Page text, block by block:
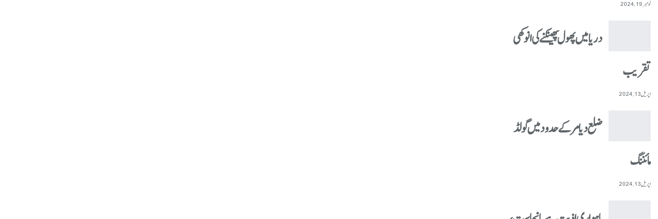
نومبر 19, 2024
دریا میں پھول پھینکنے کی انوکھی
تقریب
اپریل 13, 2024
ضلع دیامر کے حدود میں گولڈ
مائننگ
اپریل 13, 2024